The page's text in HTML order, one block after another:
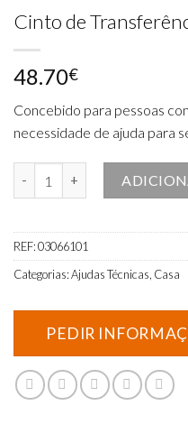
Cinto de
48.70€
Concebido para pessoas
necessidade de ajuda para
REF:03066101
Categorias:Ajudas Técnicas Casa